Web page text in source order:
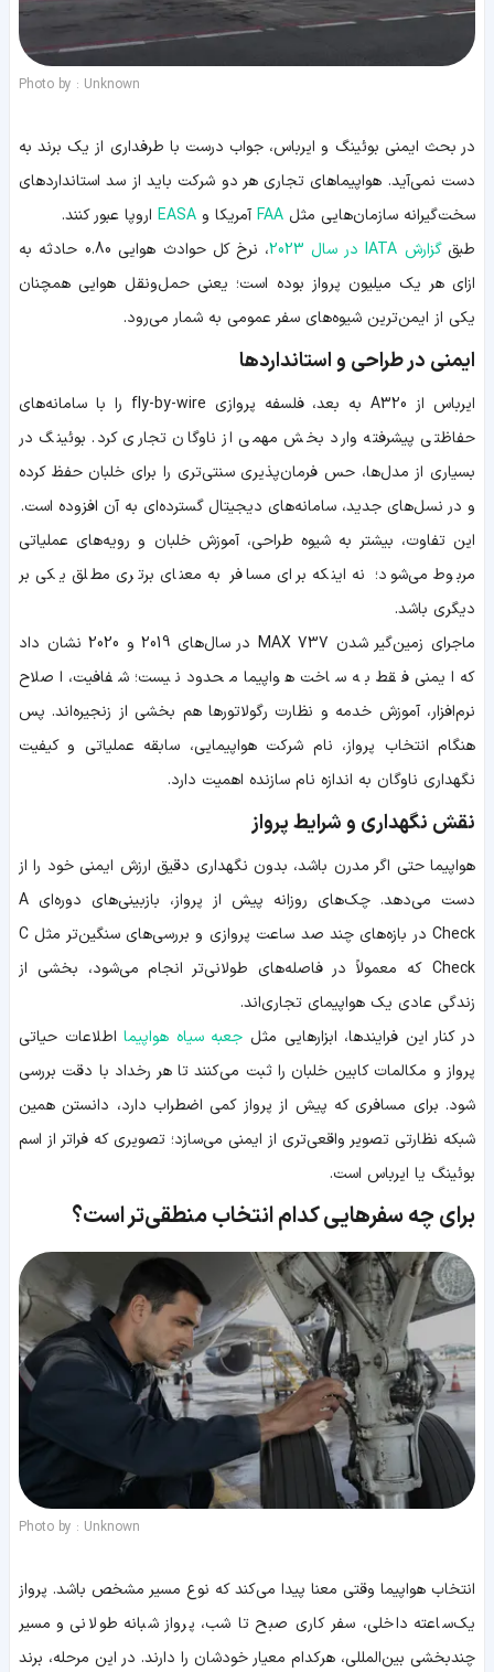
Photo by : Unknown
در بحث ایمنی بوئینگ و ایرباس، جواب درست با طرفداری از یک برند به
دست نمی‌آید. هواپیماهای تجاری هر دو شرکت باید از سد استانداردهای
سخت‌گیرانه سازمان‌هایی مثل FAA آمریکا و EASA اروپا عبور کنند.
طبقگزارش IATA در سال 2023
، نرخ کل حوادث هوایی 0.80 حادثه به
ازای هر یک میلیون پرواز بوده است؛ یعنی حمل‌ونقل هوایی همچنان
یکی از ایمن‌ترین شیوه‌های سفر عمومی به شمار می‌رود.
ایمنی در طراحی و استانداردها
ایرباس از A320 به بعد، فلسفه پروازی fly-by-wire را با سامانه‌های
حفاظتی پیشرفته وارد بخش مهمی از ناوگان تجاری کرد. بوئینگ در
بسیاری از مدل‌ها، حس فرمان‌پذیری سنتی‌تری را برای خلبان حفظ کرده
و در نسل‌های جدید، سامانه‌های دیجیتال گسترده‌ای به آن افزوده است.
این تفاوت، بیشتر به شیوه طراحی، آموزش خلبان و رویه‌های عملیاتی
مربوط می‌شود؛ نه اینکه برای مسافر به معنای برتری مطلق یکی بر
دیگری باشد.
ماجرای زمین‌گیر شدن 737 MAX در سال‌های 2019 و 2020 نشان داد
که ایمنی فقط به ساخت هواپیما محدود نیست؛ شفافیت، اصلاح
نرم‌افزار، آموزش خدمه و نظارت رگولاتورها هم بخشی از زنجیره‌اند. پس
هنگام انتخاب پرواز، نام شرکت هواپیمایی، سابقه عملیاتی و کیفیت
نگهداری ناوگان به اندازه نام سازنده اهمیت دارد.
نقش نگهداری و شرایط پرواز
هواپیما حتی اگر مدرن باشد، بدون نگهداری دقیق ارزش ایمنی خود را از
دست می‌دهد. چک‌های روزانه پیش از پرواز، بازبینی‌های دوره‌ای A
Check در بازه‌های چند صد ساعت پروازی و بررسی‌های سنگین‌تر مثل C
Check که معمولاً در فاصله‌های طولانی‌تر انجام می‌شود، بخشی از
زندگی عادی یک هواپیمای تجاری‌اند.
در کنار این فرایندها، ابزارهایی مثل جعبه سیاه هواپیمااطلاعات حیاتی
پرواز و مکالمات کابین خلبان را ثبت می‌کنند تا هر رخداد با دقت بررسی
شود. برای مسافری که پیش از پرواز کمی اضطراب دارد، دانستن همین
شبکه نظارتی تصویر واقعی‌تری از ایمنی می‌سازد؛ تصویری که فراتر از اسم
بوئینگ یا ایرباس است.
برای چه سفرهایی کدام انتخاب منطقی‌تر است؟
Photo by : Unknown
انتخاب هواپیما وقتی معنا پیدا می‌کند که نوع مسیر مشخص باشد. پرواز
یک‌ساعته داخلی، سفر کاری صبح تا شب، پرواز شبانه طولانی و مسیر
چندبخشی بین‌المللی، هرکدام معیار خودشان را دارند. در این مرحله، برند